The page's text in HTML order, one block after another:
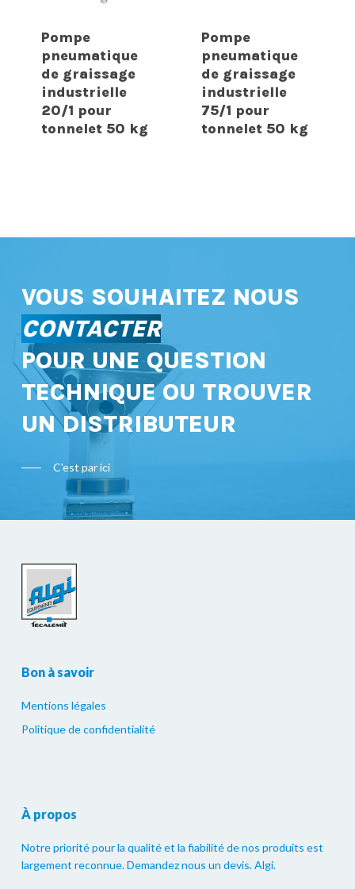
Pompe
pneumatique
de graissage
industrielle
20/1 pour
tonnelet 50 kg
Pompe
pneumatique
de graissage
industrielle
75/1 pour
tonnelet 50 kg
VOUS SOUHAITEZ NOUS
CONTACTER
POUR UNE QUESTION
TECHNIQUE OU TROUVER
UN DISTRIBUTEUR
C'est par ici
Bon à savoir
Mentions légales
Politique de confidentialité
À propos
Notre priorité pour la qualité et la fiabilité de nos produits est
largement reconnue. Demandez nous un devis. Algi.